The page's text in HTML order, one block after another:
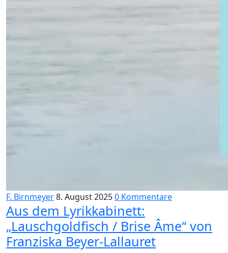
F. Birnmeyer8. August 20250 Kommentare
Aus dem Lyrikkabinett:
„Lauschgoldfisch / Brise Âme“ von
Franziska Beyer-Lallauret